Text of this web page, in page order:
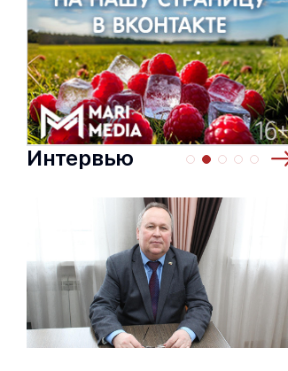
Интервью